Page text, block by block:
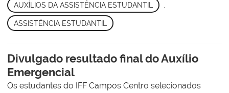
AUXÍLIOS DA ASSISTÊNCIA ESTUDANTIL
ASSISTÊNCIA ESTUDANTIL
Divulgado resultado final do Auxílio
Emergencial
Os estudantes do IFF Campos Centro selecionados